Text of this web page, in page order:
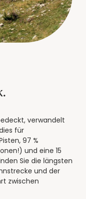
verwandelt
für
97 %
und eine 15
Sie die längsten
und der
zwischen